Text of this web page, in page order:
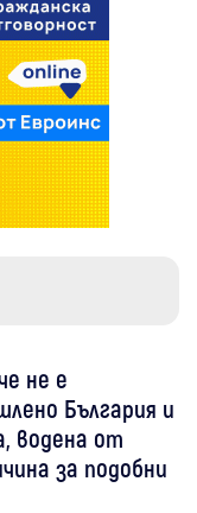
не е
България и
водена от
за подобни